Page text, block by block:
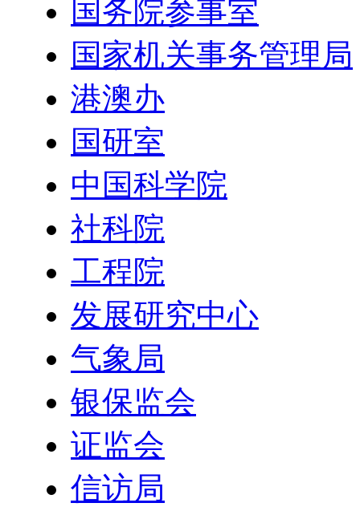
国务院参事室
国家机关事务管理局
港澳办
国研室
中国科学院
社科院
工程院
发展研究中心
气象局
银保监会
证监会
信访局